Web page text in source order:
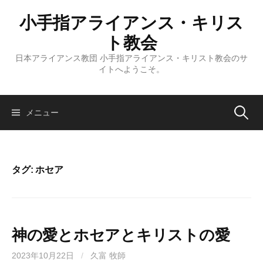
ス
小手指アライアンス・キリス
ト教会
日本アライアンス教団 小手指アライアンス・キリスト教会のサ
イトへようこそ。
メニュー 検
タグ:ホセア
神の愛とホセアとキリストの愛
2023年10月22日 / 久富 牧師